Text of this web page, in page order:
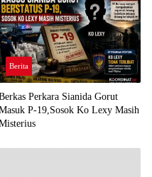
Berita
Perkara Sianida Gorut
P-19,Sosok Ko Lexy Masih